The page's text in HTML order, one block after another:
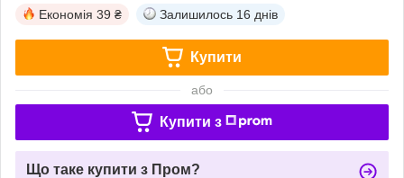
Економія 39 ₴ Залишилось 16 днів
Купити
або
Купити з
Що таке купити з Пром?